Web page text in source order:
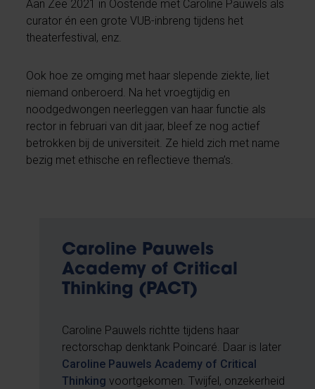
Aan Zee 2021 in Oostende met Caroline Pauwels als
curator én een grote VUB-inbreng tijdens het
theaterfestival, enz.
Ook hoe ze omging met haar slepende ziekte, liet
niemand onberoerd. Na het vroegtijdig en
noodgedwongen neerleggen van haar functie als
rector in februari van dit jaar, bleef ze nog actief
betrokken bij de universiteit. Ze hield zich met name
bezig met ethische en reflectieve thema’s.
Caroline Pauwels
Academy of Critical
Thinking (PACT)
Caroline Pauwels richtte tijdens haar
rectorschap denktank Poincaré. Daar is later
Caroline Pauwels Academy of Critical
Thinking voortgekomen. Twijfel, onzekerheid